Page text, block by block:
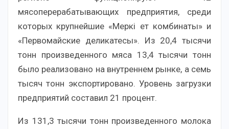
мясоперерабатывающих предприятия, среди
которых крупнейшие «Меркі ет комбинаты» и
«Первомайские деликатесы». Из 20,4 тысячи
тонн произведенного мяса 13,4 тысячи тонн
было реализовано на внутреннем рынке, а семь
тысяч тонн экспортировано. Уровень загрузки
предприятий составил 21 процент.
Из 131,3 тысячи тонн произведенного молока